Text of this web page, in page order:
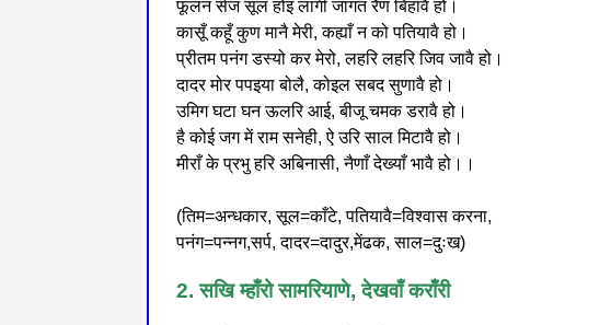
फूलन सेज सूल होइ लागी जागत रैण बिहावै हो।
कासूँ कहूँ कुण मानै मेरी, कह्याँ न को पतियावै हो।
प्रीतम पनंग डस्यो कर मेरो, लहरि लहरि जिव जावै हो।
दादर मोर पपइया बोलै, कोइल सबद सुणावै हो।
उमिग घटा घन ऊलरि आई, बीजू चमक डरावै हो।
है कोई जग में राम सनेही, ऐ उरि साल मिटावै हो।
मीराँ के प्रभु हरि अबिनासी, नैणाँ देख्याँ भावै हो।।
(तिम=अन्धकार, सूल=काँटे, पतियावै=विश्वास करना,
पनंग=पन्नग,सर्प, दादर=दादुर,मेंढक, साल=दुःख)
2. सखि म्हाँरो सामरियाणे, देखवाँ कराँरी